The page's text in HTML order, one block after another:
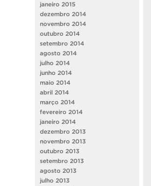
janeiro 2015
dezembro 2014
novembro 2014
outubro 2014
setembro 2014
agosto 2014
julho 2014
junho 2014
maio 2014
abril 2014
março 2014
fevereiro 2014
janeiro 2014
dezembro 2013
novembro 2013
outubro 2013
setembro 2013
agosto 2013
julho 2013